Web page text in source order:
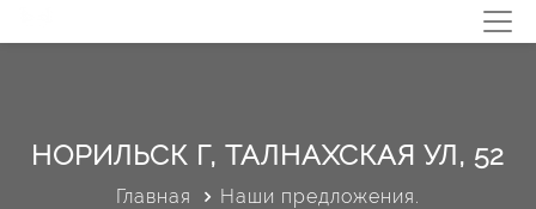
НОРИЛЬСК Г, ТАЛНАХСКАЯ УЛ, 52
Главная
Наши предложения.